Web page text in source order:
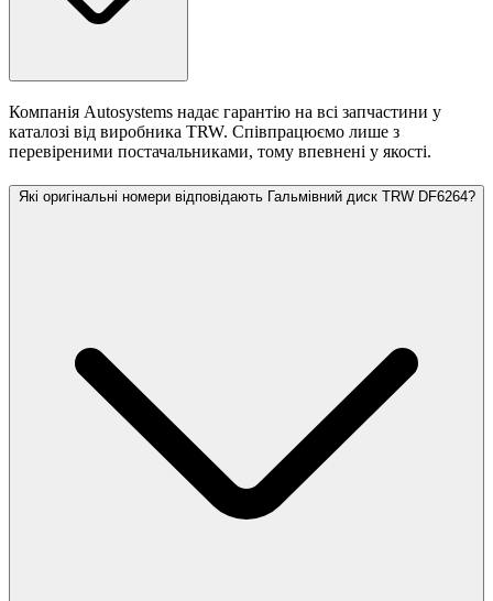
Компанія Autosystems надає гарантію на всі запчастини у
каталозі від виробника TRW. Співпрацюємо лише з
перевіреними постачальниками, тому впевнені у якості.
Які оригінальні номери відповідають Гальмівний диск TRW DF6264?